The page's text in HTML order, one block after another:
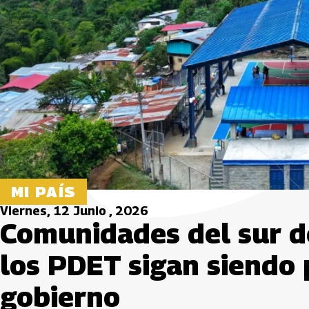
MI PAÍS
Viernes, 12 Junio , 2026
Comunidades del sur
los PDET sigan
gobierno